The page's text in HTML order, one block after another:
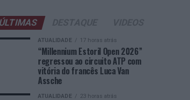
ÚLTIMAS
ATUALIDADE 17 horas atrás
“Millennium Estoril Open 2026”
regressou ao circuito ATP com
vitória do francês Luca Van
Assche
ATUALIDADE 23 horas atrás